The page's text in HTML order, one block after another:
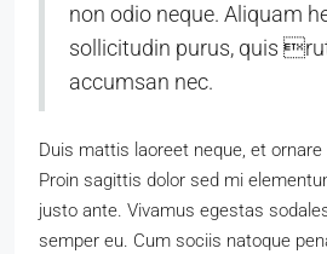
non odio neque. Aliquam
sollicitudin purus, quis
accumsan nec.
Duis mattis laoreet neque, et
Proin sagittis dolor sed mi
justo ante. Vivamus egestas
semper eu. Cum sociis natoque